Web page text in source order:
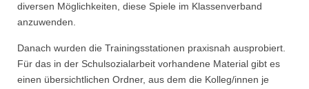
diversen Möglichkeiten, diese Spiele im Klassenverband
anzuwenden.
Danach wurden die Trainingsstationen praxisnah ausprobiert.
Für das in der Schulsozialarbeit vorhandene Material gibt es
einen übersichtlichen Ordner, aus dem die Kolleg/innen je